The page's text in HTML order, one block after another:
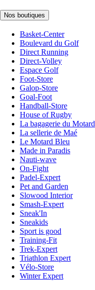
Nos boutiques
Basket-Center
Boulevard du Golf
Direct Running
Direct-Volley
Espace Golf
Foot-Store
Galop-Store
Goal-Foot
Handball-Store
House of Rugby
La bagagerie du Motard
La sellerie de Maé
Le Motard Bleu
Made in Paradis
Nauti-wave
On-Fight
Padel-Expert
Pet and Garden
Slowood Interior
Smash-Expert
Sneak'In
Sneakids
Sport is good
Training-Fit
Trek-Expert
Triathlon Expert
Vélo-Store
Winter Expert